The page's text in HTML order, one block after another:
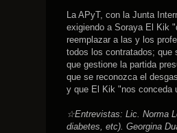
La APyT, con la Junta
exigiendo a Soraya El Kik
reemplazar a las y los
todos los contratados; que
que gestione la partida
que se reconozca el
y que El Kik "nos conceda
☆Entrevistas: Lic. Norma
diabetes, etc). Georgina